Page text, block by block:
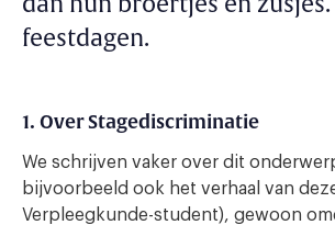
feestdagen.
1. Over Stagediscriminatie
We schrijven vaker over dit
bijvoorbeeld ook het verhaal van
Verpleegkunde-student), gewoon